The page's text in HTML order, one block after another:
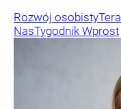
Rozwój osobisty
NasTygodnik Wprost